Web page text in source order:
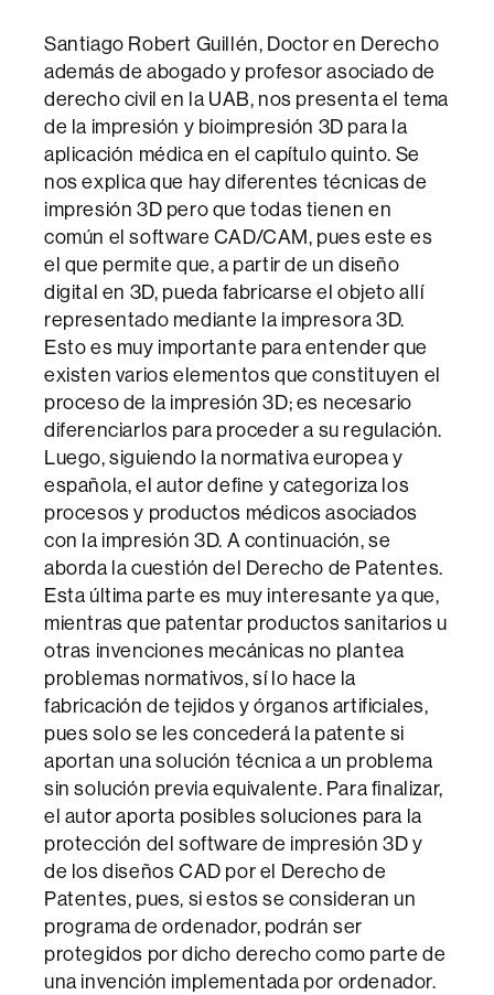
Santiago Robert Guillén, Doctor en Derecho
además de abogado y profesor asociado de
derecho civil en la UAB, nos presenta el tema
de la impresión y bioimpresión 3D para la
aplicación médica en el capítulo quinto. Se
nos explica que hay diferentes técnicas de
impresión 3D pero que todas tienen en
común el software CAD/CAM, pues este es
el que permite que, a partir de un diseño
digital en 3D, pueda fabricarse el objeto allí
representado mediante la impresora 3D.
Esto es muy importante para entender que
existen varios elementos que constituyen el
proceso de la impresión 3D; es necesario
diferenciarlos para proceder a su regulación.
Luego, siguiendo la normativa europea y
española, el autor define y categoriza los
procesos y productos médicos asociados
con la impresión 3D. A continuación, se
aborda la cuestión del Derecho de Patentes.
Esta última parte es muy interesante ya que,
mientras que patentar productos sanitarios u
otras invenciones mecánicas no plantea
problemas normativos, sí lo hace la
fabricación de tejidos y órganos artificiales,
pues solo se les concederá la patente si
aportan una solución técnica a un problema
sin solución previa equivalente. Para finalizar,
el autor aporta posibles soluciones para la
protección del software de impresión 3D y
de los diseños CAD por el Derecho de
Patentes, pues, si estos se consideran un
programa de ordenador, podrán ser
protegidos por dicho derecho como parte de
una invención implementada por ordenador.